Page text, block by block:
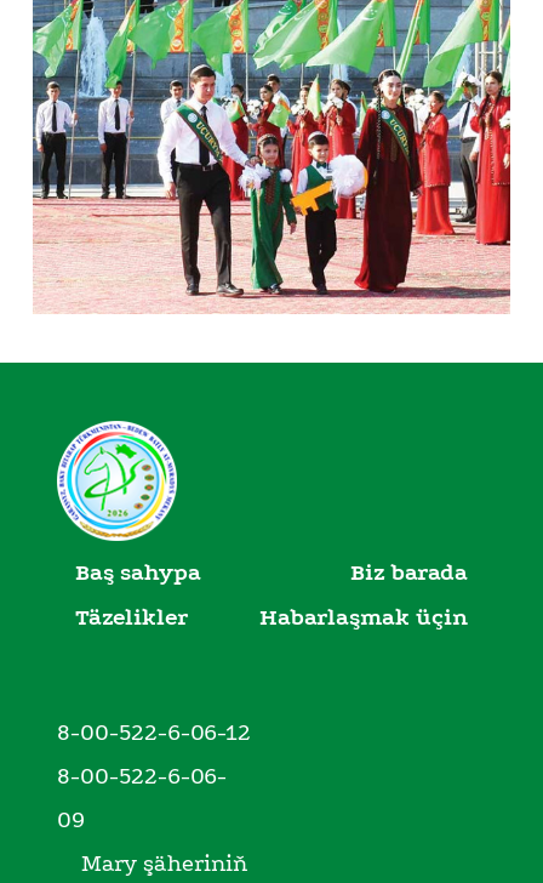
Baş sahypa
Biz barada
Täzelikler
Habarlaşmak üçin
8-00-522-6-06-12
8-00-522-6-06-
09
Mary şäheriniň